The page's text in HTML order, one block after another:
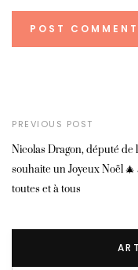
PREVIOUS POST
Nicolas Dragon, député de
souhaite un Joyeux Noël 🎄
toutes et à tous